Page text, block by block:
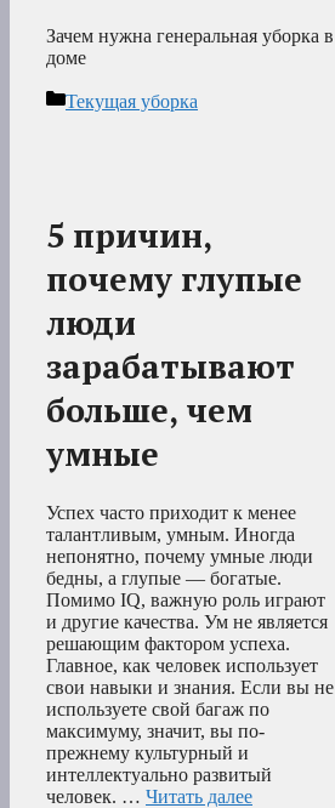
Зачем нужна генеральная уборка в
доме
Рубрики
Текущая уборка
5 причин,
почему глупые
люди
зарабатывают
больше, чем
умные
Успех часто приходит к менее
талантливым, умным. Иногда
непонятно, почему умные люди
бедны, а глупые — богатые.
Помимо IQ, важную роль играют
и другие качества. Ум не является
решающим фактором успеха.
Главное, как человек использует
свои навыки и знания. Если вы не
используете свой багаж по
максимуму, значит, вы по-
прежнему культурный и
интеллектуально развитый
человек. … Читать далее